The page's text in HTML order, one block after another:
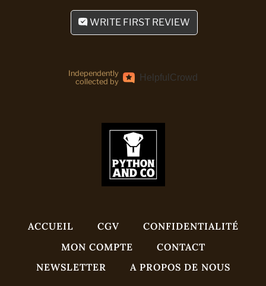
WRITE FIRST REVIEW
Independently
collected by
Helpful Crowd
ACCUEIL CGV
CONFIDENTIALITÉ
MON COMPTE
CONTACT
NEWSLETTER
A PROPOS DE NOUS